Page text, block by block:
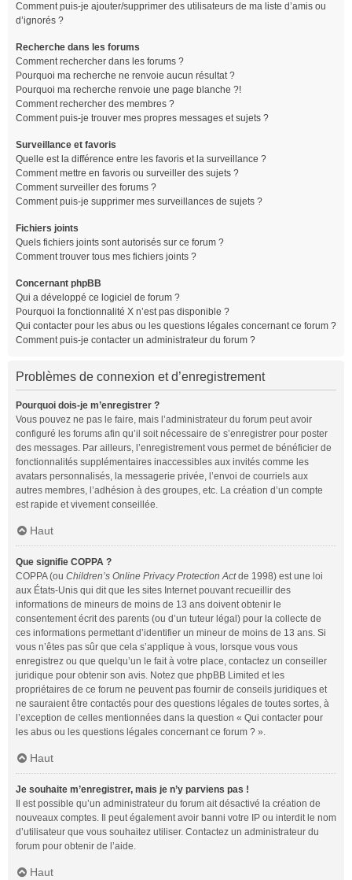
Comment puis-je ajouter/supprimer des utilisateurs de ma liste d’amis ou
d’ignorés ?
Recherche dans les forums
Comment rechercher dans les forums ?
Pourquoi ma recherche ne renvoie aucun résultat ?
Pourquoi ma recherche renvoie une page blanche ?!
Comment rechercher des membres ?
Comment puis-je trouver mes propres messages et sujets ?
Surveillance et favoris
Quelle est la différence entre les favoris et la surveillance ?
Comment mettre en favoris ou surveiller des sujets ?
Comment surveiller des forums ?
Comment puis-je supprimer mes surveillances de sujets ?
Fichiers joints
Quels fichiers joints sont autorisés sur ce forum ?
Comment trouver tous mes fichiers joints ?
Concernant phpBB
Qui a développé ce logiciel de forum ?
Pourquoi la fonctionnalité X n’est pas disponible ?
Qui contacter pour les abus ou les questions légales concernant ce forum ?
Comment puis-je contacter un administrateur du forum ?
Problèmes de connexion et d’enregistrement
Pourquoi dois-je m’enregistrer ?
Vous pouvez ne pas le faire, mais l’administrateur du forum peut avoir
configuré les forums afin qu’il soit nécessaire de s’enregistrer pour poster
des messages. Par ailleurs, l’enregistrement vous permet de bénéficier de
fonctionnalités supplémentaires inaccessibles aux invités comme les
avatars personnalisés, la messagerie privée, l’envoi de courriels aux
autres membres, l’adhésion à des groupes, etc. La création d’un compte
est rapide et vivement conseillée.
Haut
Que signifie COPPA ?
COPPA (ou Children’s Online Privacy Protection Actde 1998) est une loi
aux États-Unis qui dit que les sites Internet pouvant recueillir des
informations de mineurs de moins de 13 ans doivent obtenir le
consentement écrit des parents (ou d’un tuteur légal) pour la collecte de
ces informations permettant d’identifier un mineur de moins de 13 ans. Si
vous n’êtes pas sûr que cela s’applique à vous, lorsque vous vous
enregistrez ou que quelqu’un le fait à votre place, contactez un conseiller
juridique pour obtenir son avis. Notez que phpBB Limited et les
propriétaires de ce forum ne peuvent pas fournir de conseils juridiques et
ne sauraient être contactés pour des questions légales de toutes sortes, à
l’exception de celles mentionnées dans la question « Qui contacter pour
les abus ou les questions légales concernant ce forum ? ».
Haut
Je souhaite m’enregistrer, mais je n’y parviens pas !
Il est possible qu’un administrateur du forum ait désactivé la création de
nouveaux comptes. Il peut également avoir banni votre IP ou interdit le nom
d’utilisateur que vous souhaitez utiliser. Contactez un administrateur du
forum pour obtenir de l’aide.
Haut